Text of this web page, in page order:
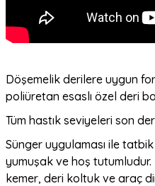
Döşemelik derilere uygun
poliüretan esaslı özel deri
Tüm hastık seviyeleri son
Sünger uygulaması ile
yumuşak ve hoş
kemer, deri koltuk ve araç